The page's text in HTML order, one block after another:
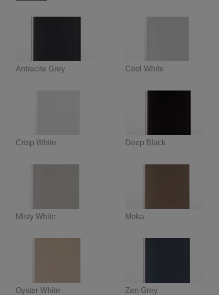
Antracite Grey Cool White
Crisp White Deep Black
Misty White Moka
Oyster White Zen Grey